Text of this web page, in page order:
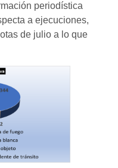
periodística
a ejecuciones,
de julio a lo que